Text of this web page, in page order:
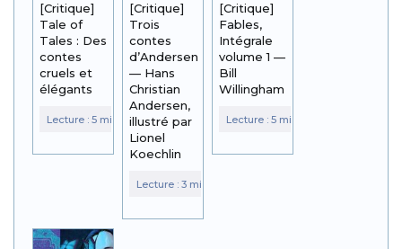
[Critique]
Tale of
Tales : Des
contes
cruels et
élégants
[Critique]
Trois
contes
d’Andersen
— Hans
Christian
Andersen,
illustré par
Lionel
Koechlin
[Critique]
Fables,
Intégrale
volume 1 —
Bill
Willingham